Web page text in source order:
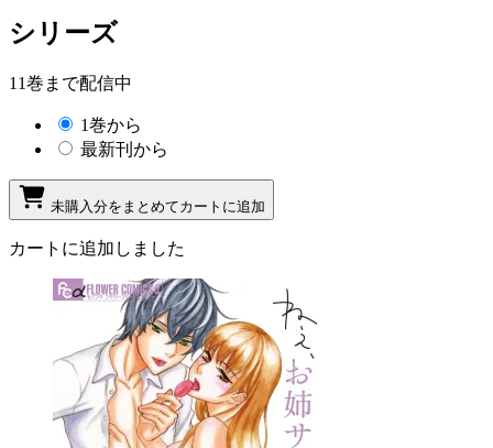
シリーズ
11巻まで配信中
1巻から
最新刊から
未購入分をまとめてカートに追加
カートに追加しました